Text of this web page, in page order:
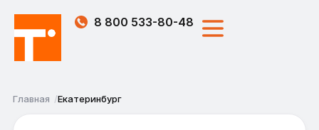
8 800 533-80-48
Главная Екатеринбург